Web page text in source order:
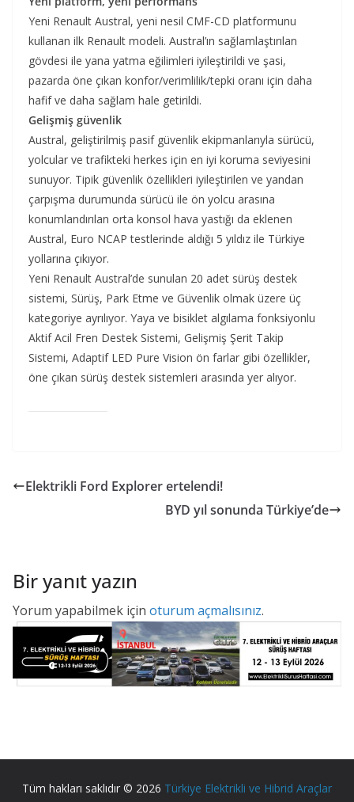
Yeni Renault Austral, yeni nesil CMF-CD platformunu
kullanan ilk Renault modeli. Austral’ın sağlamlaştırılan
gövdesi ile yana yatma eğilimleri iyileştirildi ve şasi,
pazarda öne çıkan konfor/verimlilik/tepki oranı için daha
hafif ve daha sağlam hale getirildi.
Gelişmiş güvenlik
Austral, geliştirilmiş pasif güvenlik ekipmanlarıyla sürücü,
yolcular ve trafikteki herkes için en iyi koruma seviyesini
sunuyor. Tipik güvenlik özellikleri iyileştirilen ve yandan
çarpışma durumunda sürücü ile ön yolcu arasına
konumlandırılan orta konsol hava yastığı da eklenen
Austral, Euro NCAP testlerinde aldığı 5 yıldız ile Türkiye
yollarına çıkıyor.
Yeni Renault Austral’de sunulan 20 adet sürüş destek
sistemi, Sürüş, Park Etme ve Güvenlik olmak üzere üç
kategoriye ayrılıyor. Yaya ve bisiklet algılama fonksiyonlu
Aktif Acil Fren Destek Sistemi, Gelişmiş Şerit Takip
Sistemi, Adaptif LED Pure Vision ön farlar gibi özellikler,
öne çıkan sürüş destek sistemleri arasında yer alıyor.
Elektrikli Ford Explorer ertelendi!
BYD yıl sonunda Türkiye’de
Bir yanıt yazın
Yorum yapabilmek için oturum açmalısınız.
Tüm hakları saklıdır © 2026 Türkiye Elektrikli ve Hibrid Araçlar